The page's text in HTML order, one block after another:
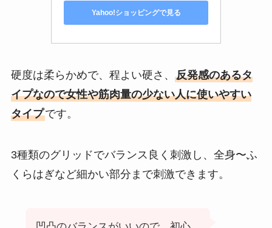
Yahoo!ショッピングで見る
硬度は柔らかめで、程よい硬さ、 反発感のあるタ
イプなので女性や筋肉量の少ない人に使いやすい
タイプです。
3種類のグリッドでバランス良く刺激し、全身〜ふ
くらはぎなど細かい部分まで刺激できます。